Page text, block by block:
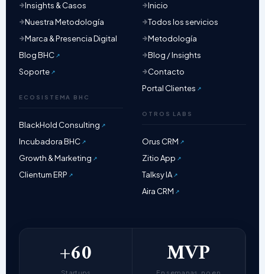
Insights & Casos
Nuestra Metodología
Marca & Presencia Digital
Blog BHC
Soporte
ECOSISTEMA BHC
BlackHold Consulting
Incubadora BHC
Growth & Marketing
Clientum ERP
Inicio
Todos los servicios
Metodología
Blog / Insights
Contacto
Portal Clientes
OTROS LABS
Orus CRM
Zitio App
Talksy IA
Aira CRM
+60 MVP